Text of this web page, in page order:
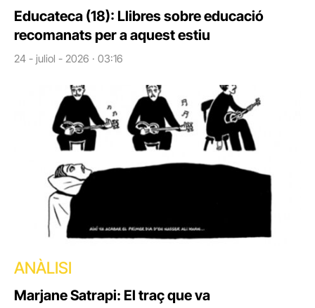
Educateca (18): Llibres sobre educació
recomanats per a aquest estiu
24 - juliol - 2026 · 03:16
ANÀLISI
Marjane Satrapi: El traç que va